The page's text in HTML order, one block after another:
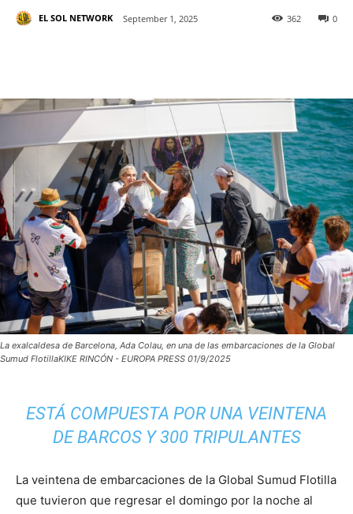
EL SOL NETWORK September 1, 2025 0
362
La exalcaldesa de Barcelona, Ada Colau, en una de las embarcaciones de la Global
Sumud FlotillaKIKE RINCÓN - EUROPA PRESS 01/9/2025
ESTÁ COMPUESTA POR UNA VEINTENA
DE BARCOS Y 300 TRIPULANTES
La veintena de embarcaciones de la Global Sumud Flotilla
que tuvieron que regresar el domingo por la noche al